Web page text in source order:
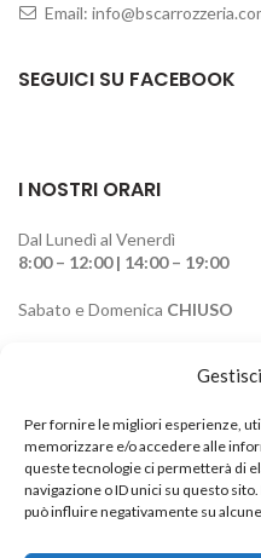
Per fornire le migliori esperienze,
memorizzare e/o accedere alle
queste tecnologie ci permetterà di
navigazione o ID unici su questo
può influire negativamente su
Email:
SEGUICI SU FACEBOOK
I NOSTRI ORARI
Dal Lunedì al Venerdì
8:00 – 12:00 | 14:00 – 19:00
Sabato e Domenica CHIUSO
Servizi
Azienda
Contatti